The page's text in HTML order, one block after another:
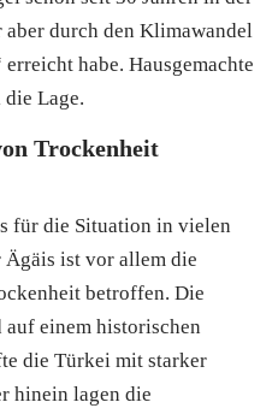
aber durch den Klimawandel
habe. Hausgemachte
Lage.
Trockenheit
für die Situation in vielen
Ägäis ist vor allem die
betroffen. Die
auf einem historischen
die Türkei mit starker
hinein lagen die